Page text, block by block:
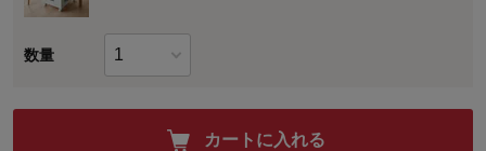
数量
カートに入れる